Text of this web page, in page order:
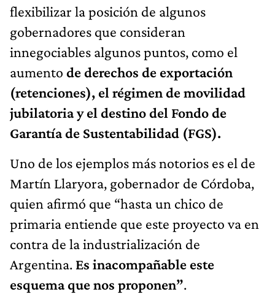
flexibilizar la posición de algunos
gobernadores que consideran
innegociables algunos puntos, como el
aumento de derechos de exportación
(retenciones), el régimen de movilidad
jubilatoria y el destino del Fondo de
Garantía de Sustentabilidad (FGS).
Uno de los ejemplos más notorios es el de
Martín Llaryora, gobernador de Córdoba,
quien afirmó que “hasta un chico de
primaria entiende que este proyecto va en
contra de la industrialización de
Argentina. Es inacompañable este
esquema que nos proponen”.